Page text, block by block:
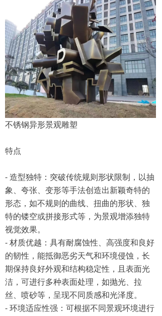
不锈钢异形景观雕塑
特点
- 造型独特：突破传统规则形状限制，以抽
象、夸张、变形等手法创造出新颖奇特的
形态，如不规则的曲线、扭曲的形状、独
特的镂空或拼接形式等，为景观增添独特
视觉效果。
- 材质优越：具有耐腐蚀性、高强度和良好
的韧性，能抵御恶劣天气和环境侵蚀，长
期保持良好外观和结构稳定性，且表面光
洁，可进行多种表面处理，如抛光、拉
丝、喷砂等，呈现不同质感和光泽度。
- 环境适应性强：可根据不同景观环境进行